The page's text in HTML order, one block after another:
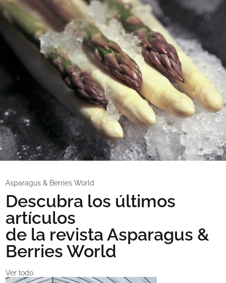
Asparagus & Berries World
Descubra los últimos
artículos
de la revista Asparagus &
Berries World
Ver todo